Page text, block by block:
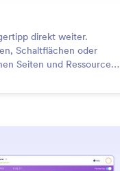
direkt weiter.
Schaltflächen oder
Seiten und Ressourcen